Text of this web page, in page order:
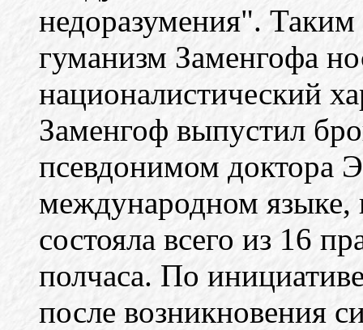
недоразумения". Таким
гуманизм Заменгофа
националистический
Заменгоф выпустил
псевдонимом доктора
международном языке,
состояла всего из 16
полчаса. По
после возникновения